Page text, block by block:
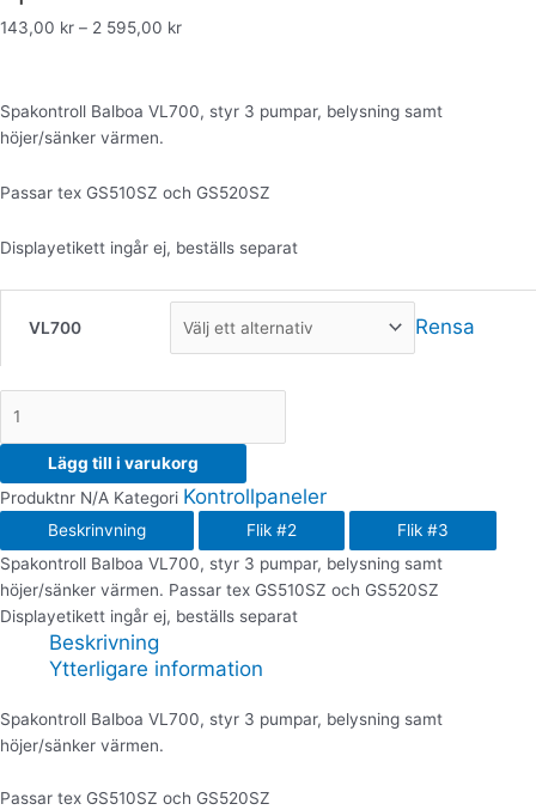
143,00 kr – 2 595,00 kr
Spakontroll Balboa VL700, styr 3 pumpar, belysning samt
höjer/sänker värmen.
Passar tex GS510SZ och GS520SZ
Displayetikett ingår ej, beställs separat
VL700 Rensa
Lägg till i varukorg
Produktnr N/A Kategori Kontrollpaneler
Beskrinvning Flik #2
Flik #3
Spakontroll Balboa VL700, styr 3 pumpar, belysning samt
höjer/sänker värmen. Passar tex GS510SZ och GS520SZ
Displayetikett ingår ej, beställs separat
Beskrivning
Ytterligare information
Spakontroll Balboa VL700, styr 3 pumpar, belysning samt
höjer/sänker värmen.
Passar tex GS510SZ och GS520SZ